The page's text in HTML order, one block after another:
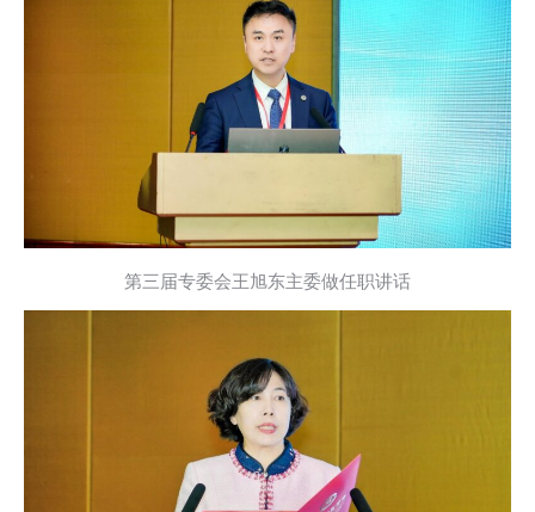
第三届专委会王旭东主委做任职讲话